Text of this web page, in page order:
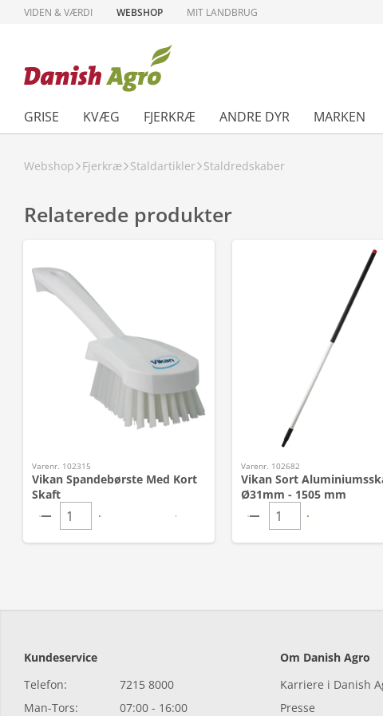
VIDEN & VÆRDI WEBSHOP MIT LANDBRUG
GRISE KVÆG FJERKRÆ ANDRE DYR MARKEN
Webshop Fjerkræ Staldartikler Staldredskaber
Relaterede produkter
Varenr. 102315
Vikan Spandebørste Med Kort
Skaft
Varenr. 102682
Vikan Sort
Ø31mm - 1505 mm
Kundeservice
Telefon:
7215 8000
Man-Tors:
07:00 - 16:00
Om Danish Agro
Karriere i Danish
Presse